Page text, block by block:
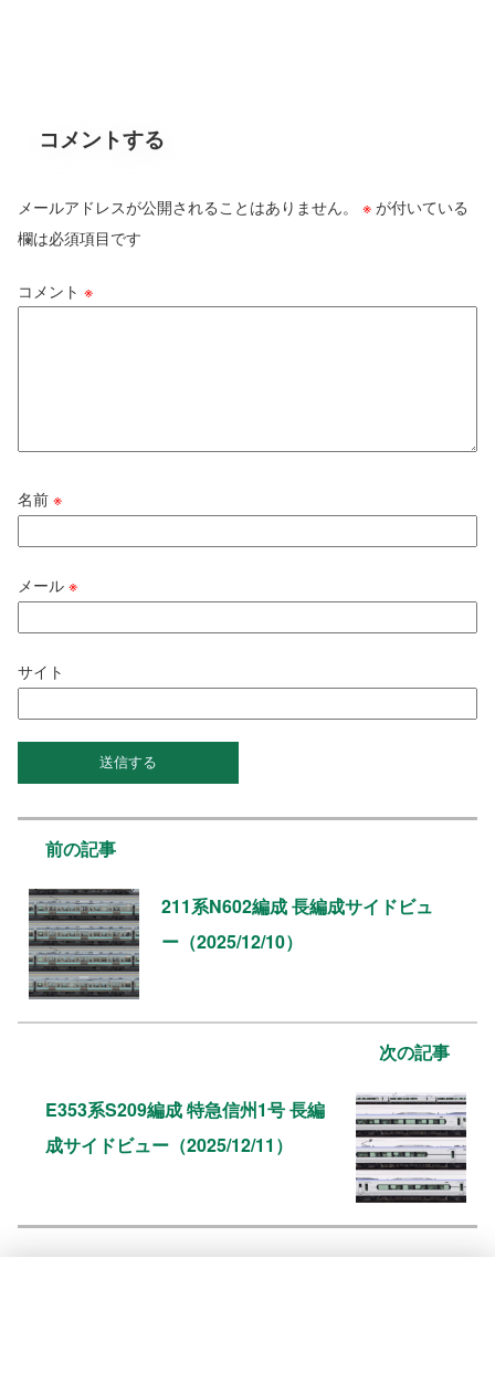
コメントする
メールアドレスが公開されることはありません。 ※が付いている
欄は必須項目です
コメント ※
名前※
メール※
サイト
前の記事
211系N602編成 長編成サイドビュ
ー（2025/12/10）
次の記事
E353系S209編成 特急信州1号 長編
成サイドビュー（2025/12/11）